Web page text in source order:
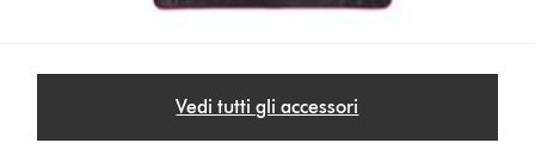
Vedi tutti gli accessori